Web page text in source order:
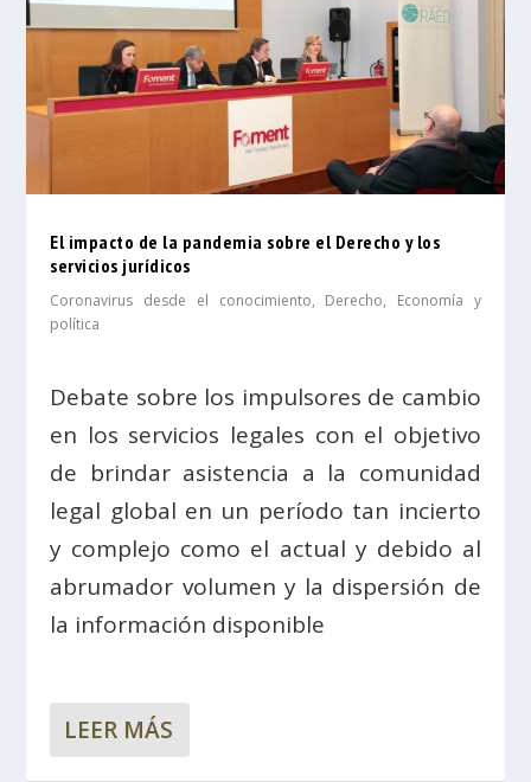
El impacto de la pandemia sobre el Derecho y los
servicios jurídicos
Coronavirus desde el conocimiento, Derecho, Economía y
política
Debate sobre los impulsores de cambio
en los servicios legales con el objetivo
de brindar asistencia a la comunidad
legal global en un período tan incierto
y complejo como el actual y debido al
abrumador volumen y la dispersión de
la información disponible
LEER MÁS